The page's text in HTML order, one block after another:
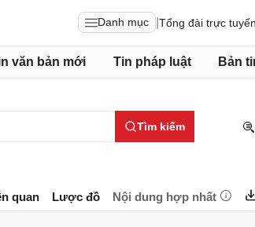
Danh mục Tổng đài trực tuyến
văn bản mới Tin pháp luật Bản
Tìm kiếm
quan Lược đồ Nội dung hợp nhất